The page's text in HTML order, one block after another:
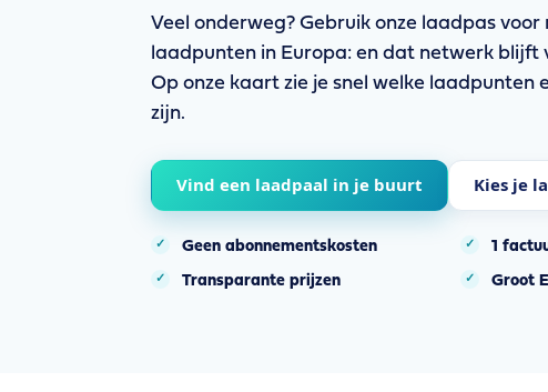
Veel onderweg? Gebruik onze laadpas
laadpunten in Europa: en dat netwerk blijft
Op onze kaart zie je snel welke laadpunten
zijn.
Vind een laadpaal in je buurt Kies je
Geen abonnementskosten 1
Transparante prijzen Groot